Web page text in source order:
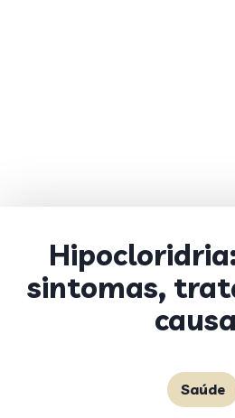
sintomas,
Saúde